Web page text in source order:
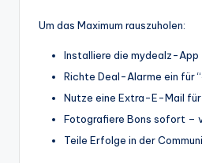
Um das Maximum rauszuholen:
Installiere die mydealz-App
Richte Deal-Alarme ein für
Nutze eine Extra-E-Mail für
Fotografiere Bons sofort –
Teile Erfolge in der